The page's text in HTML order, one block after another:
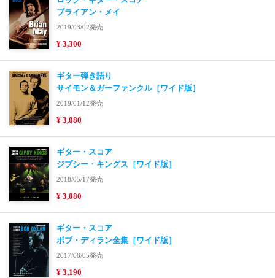
ブライアン・メイ
2019/03/02発売
¥ 3,300
ギター弾き語り
サイモン＆ガーファンクル［ワイド版］
2019/01/12発売
¥ 3,080
ギター・スコア
ジプシー・キングス［ワイド版］
2018/05/17発売
¥ 3,080
ギター・スコア
ボブ・ディラン全集［ワイド版］
2017/08/05発売
¥ 3,190